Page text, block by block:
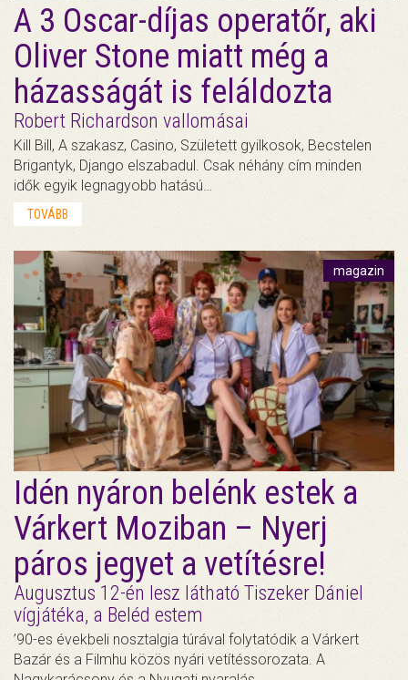
A 3 Oscar-díjas operatőr, aki
Oliver Stone miatt még a
házasságát is feláldozta
Robert Richardson vallomásai
Kill Bill, A szakasz, Casino, Született gyilkosok, Becstelen
Brigantyk, Django elszabadul. Csak néhány cím minden
idők egyik legnagyobb hatású…
TOVÁBB
magazin
Idén nyáron belénk estek a
Várkert Moziban – Nyerj
páros jegyet a vetítésre!
Augusztus 12-én lesz látható Tiszeker Dániel
vígjátéka, a Beléd estem
’90-es évekbeli nosztalgia túrával folytatódik a Várkert
Bazár és a Filmhu közös nyári vetítéssorozata. A